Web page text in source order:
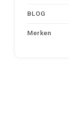
BLOG
Merken